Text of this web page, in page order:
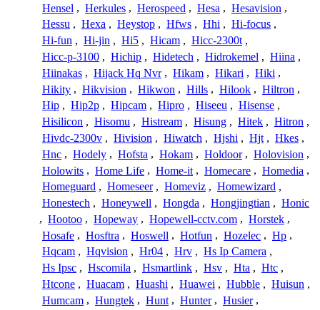
Hensel , Herkules , Herospeed , Hesa , Hesavision ,
Hessu , Hexa , Heystop , Hfws , Hhi , Hi-focus ,
Hi-fun , Hi-jin , Hi5 , Hicam , Hicc-2300t ,
Hicc-p-3100 , Hichip , Hidetech , Hidrokemel , Hiina ,
Hiinakas , Hijack Hq Nvr , Hikam , Hikari , Hiki ,
Hikity , Hikvision , Hikwon , Hills , Hilook , Hiltron ,
Hip , Hip2p , Hipcam , Hipro , Hiseeu , Hisense ,
Hisilicon , Hisomu , Histream , Hisung , Hitek , Hitron ,
Hivdc-2300v , Hivision , Hiwatch , Hjshi , Hjt , Hkes ,
Hnc , Hodely , Hofsta , Hokam , Holdoor , Holovision ,
Holowits , Home Life , Home-it , Homecare , Homedia ,
Homeguard , Homeseer , Homeviz , Homewizard ,
Honestech , Honeywell , Hongda , Hongjingtian , Honic
, Hootoo , Hopeway , Hopewell-cctv.com , Horstek ,
Hosafe , Hosftra , Hoswell , Hotfun , Hozelec , Hp ,
Hqcam , Hqvision , Hr04 , Hrv , Hs Ip Camera ,
Hs Ipsc , Hscomila , Hsmartlink , Hsv , Hta , Htc ,
Htcone , Huacam , Huashi , Huawei , Hubble , Huisun ,
Humcam , Hungtek , Hunt , Hunter , Husier ,